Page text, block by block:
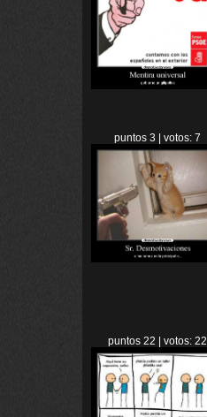
puntos 3 | votos: 7
puntos 22 | votos: 22